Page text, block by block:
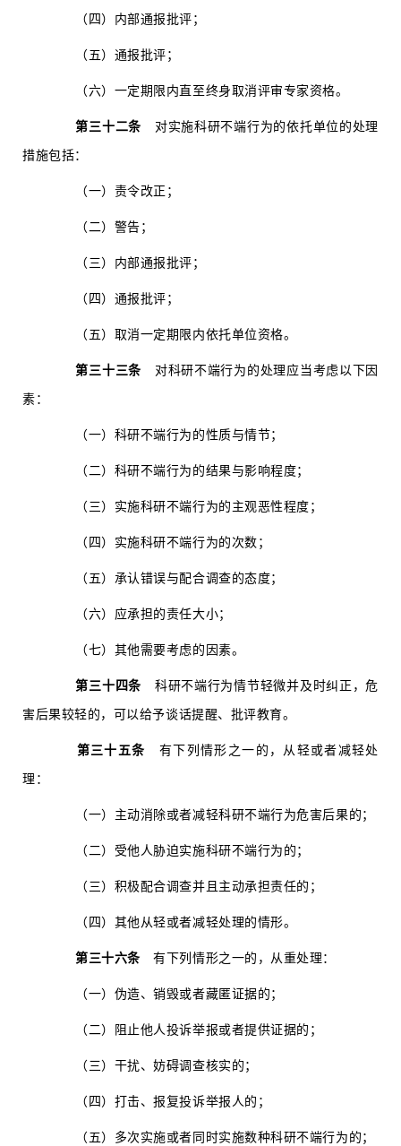
（四）内部通报批评；
（五）通报批评；
（六）一定期限内直至终身取消评审专家资格。
第三十二条 对实施科研不端行为的依托单位的处理
措施包括：
（一）责令改正；
（二）警告；
（三）内部通报批评；
（四）通报批评；
（五）取消一定期限内依托单位资格。
第三十三条 对科研不端行为的处理应当考虑以下因
素：
（一）科研不端行为的性质与情节；
（二）科研不端行为的结果与影响程度；
（三）实施科研不端行为的主观恶性程度；
（四）实施科研不端行为的次数；
（五）承认错误与配合调查的态度；
（六）应承担的责任大小；
（七）其他需要考虑的因素。
第三十四条 科研不端行为情节轻微并及时纠正，危
害后果较轻的，可以给予谈话提醒、批评教育。
第三十五条 有下列情形之一的，从轻或者减轻处
理：
（一）主动消除或者减轻科研不端行为危害后果的；
（二）受他人胁迫实施科研不端行为的；
（三）积极配合调查并且主动承担责任的；
（四）其他从轻或者减轻处理的情形。
第三十六条 有下列情形之一的，从重处理：
（一）伪造、销毁或者藏匿证据的；
（二）阻止他人投诉举报或者提供证据的；
（三）干扰、妨碍调查核实的；
（四）打击、报复投诉举报人的；
（五）多次实施或者同时实施数种科研不端行为的；